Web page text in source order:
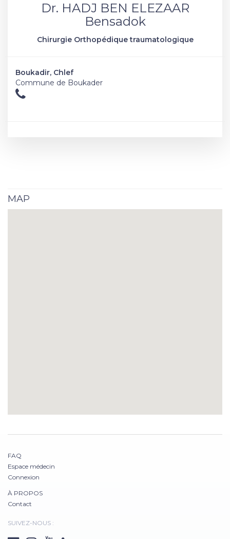
Dr. HADJ BEN ELEZAAR
Bensadok
Chirurgie Orthopédique traumatologique
Boukadir, Chlef
Commune de Boukader
MAP
FAQ
Espace médecin
Connexion
À PROPOS
Contact
SUIVEZ-NOUS :